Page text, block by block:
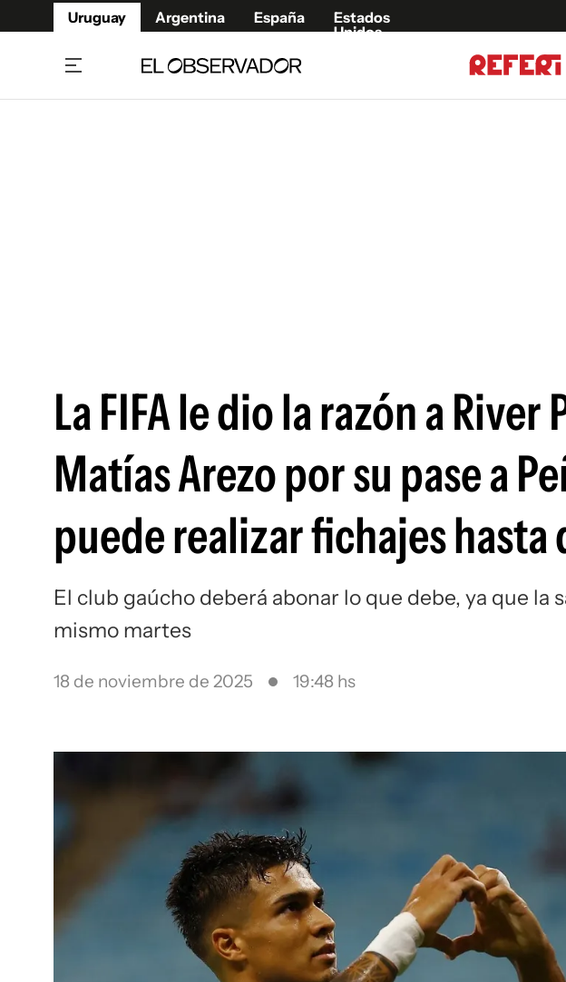
Uruguay Argentina España
Estados
Unidos
La FIFA le dio la razón a
Matías Arezo por su pase a
puede realizar fichajes hasta
El club gaúcho deberá abonar lo que debe, ya que la
mismo martes
18 de noviembre de 2025 19:48 hs